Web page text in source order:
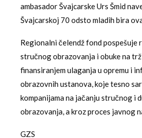
ambasador Švajcarske Urs Šmid
Švajcarskoj 70 odsto mladih bira
Regionalni čelendž fond pospešuje
stručnog obrazovanja i obuke na
finansiranjem ulaganja u opremu i
obrazovnih ustanova, koje tesno
kompanijama na jačanju stručnog i
obrazovanja, a kroz proces javnog
GZS